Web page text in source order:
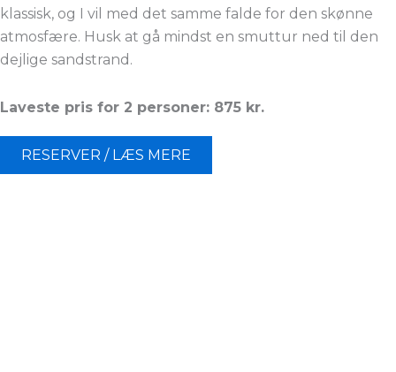
klassisk, og I vil med det samme falde for den skønne
atmosfære. Husk at gå mindst en smuttur ned til den
dejlige sandstrand.
Laveste pris for 2 personer: 875 kr.
RESERVER / LÆS MERE